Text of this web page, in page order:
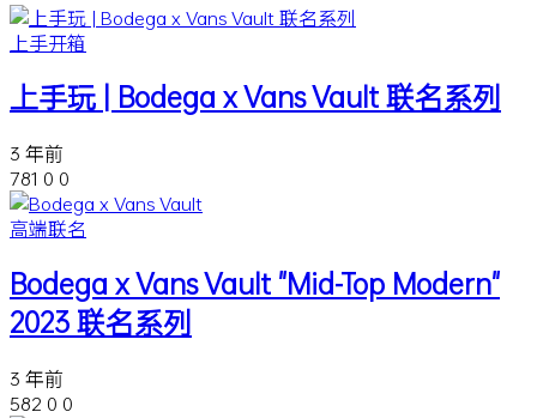
上手开箱
上手玩 | Bodega x Vans Vault 联名系列
3 年前
781 0 0
高端联名
Bodega x Vans Vault "Mid-Top Modern"
2023 联名系列
3 年前
582 0 0